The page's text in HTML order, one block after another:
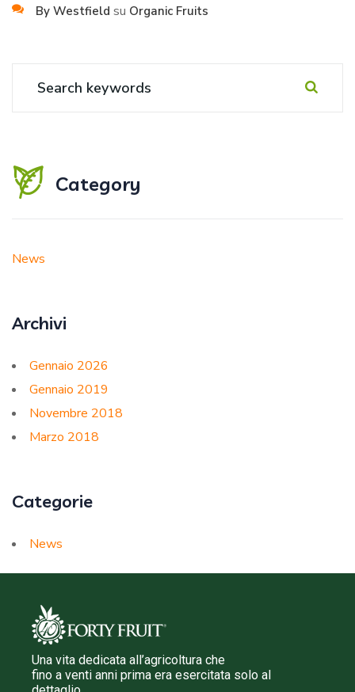
By Westfield su Organic Fruits
Category
News
Archivi
Gennaio 2026
Gennaio 2019
Novembre 2018
Marzo 2018
Categorie
News
Una vita dedicata all’agricoltura che
fino a venti anni prima era esercitata solo al